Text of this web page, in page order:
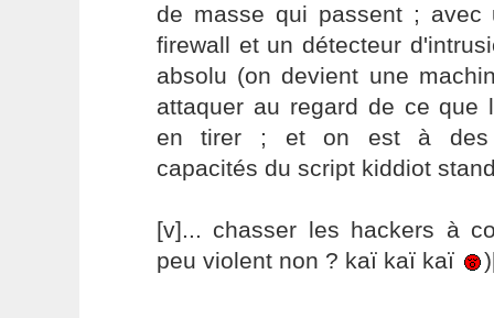
de masse qui passent ;
firewall et un détecteur
absolu (on devient une
attaquer au regard de ce que
en tirer ; et on est à des
capacités du script kiddiot
[v]... chasser les hackers à
peu violent non ? kaï kaï kaï